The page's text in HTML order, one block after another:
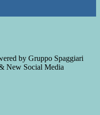
by Gruppo Spaggiari
New Social Media